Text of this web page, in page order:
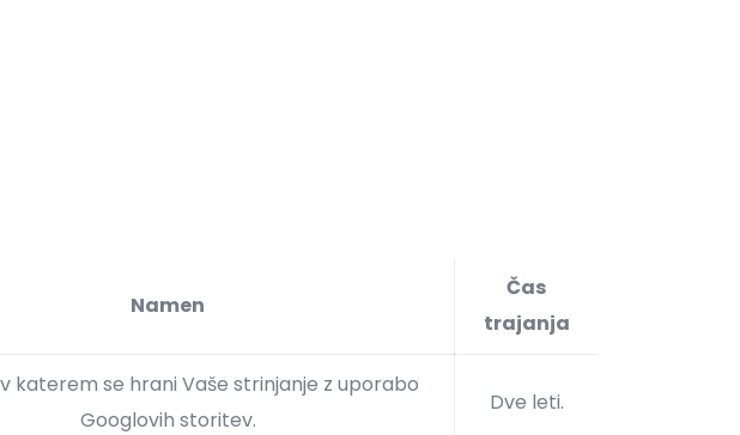
Namen
Čas
trajanja
katerem se hrani Vaše strinjanje z uporabo
Googlovih storitev.
Dve leti.